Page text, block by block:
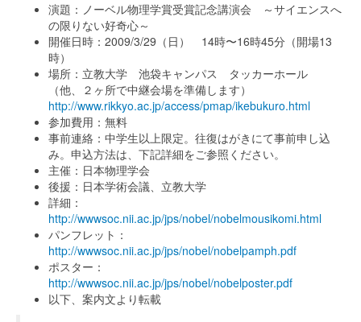
演題：ノーベル物理学賞受賞記念講演会 ～サイエンスへ
の限りない好奇心～
開催日時：2009/3/29（日） 14時〜16時45分（開場13
時）
場所：立教大学 池袋キャンパス タッカーホール
（他、２ヶ所で中継会場を準備します）
http://www.rikkyo.ac.jp/access/pmap/ikebukuro.html
参加費用：無料
事前連絡：中学生以上限定。往復はがきにて事前申し込
み。申込方法は、下記詳細をご参照ください。
主催：日本物理学会
後援：日本学術会議、立教大学
詳細：
http://wwwsoc.nii.ac.jp/jps/nobel/nobelmousikomi.html
パンフレット：
http://wwwsoc.nii.ac.jp/jps/nobel/nobelpamph.pdf
ポスター：
http://wwwsoc.nii.ac.jp/jps/nobel/nobelposter.pdf
以下、案内文より転載